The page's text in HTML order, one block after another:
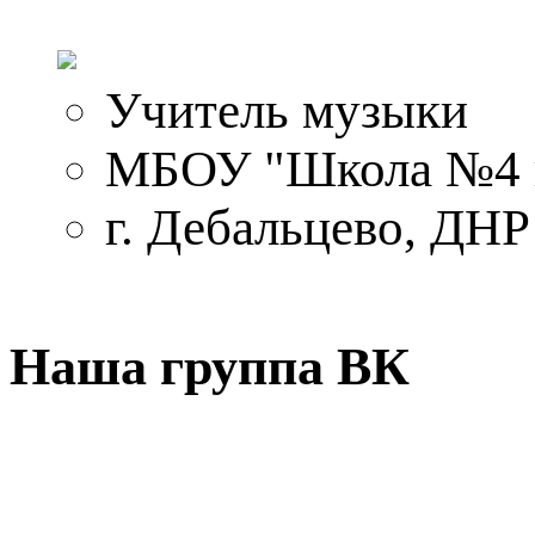
Учитель музыки
МБОУ "Школа №4
г. Дебальцево, ДНР
Наша группа ВК